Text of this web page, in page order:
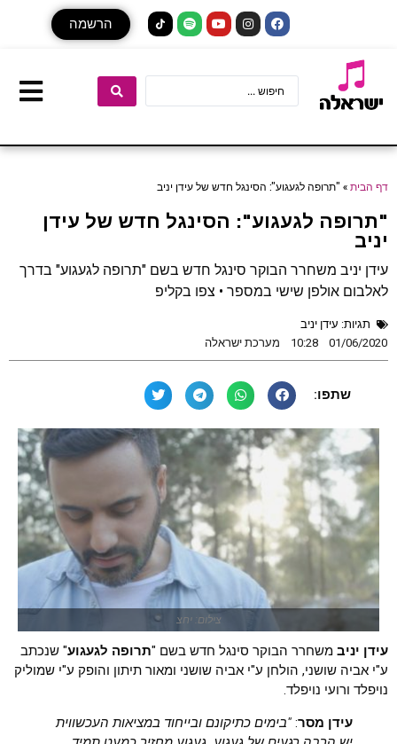
הרשמה
דף הבית» "תרופה לגעגוע": הסינגל חדש של עידן יניב
"תרופה לגעגוע": הסינגל חדש של עידן
יניב
עידן יניב משחרר הבוקר סינגל חדש בשם "תרופה לגעגוע" בדרך
לאלבום אולפן שישי במספר • צפו בקליפ
תגיות: עידן יניב
01/06/2020
10:28 מערכת ישראלה
שתפו:
צילום: יחצ
עידן יניב משחרר הבוקר סינגל חדש בשם "תרופה לגעגוע" שנכתב
ע"י אביה שושני, הולחן ע"י אביה שושני ומאור תיתון והופק ע"י שמוליק
נויפלד ורועי נויפלד.
עידן מסר: "בימים כתיקונם ובייחוד במציאות העכשווית